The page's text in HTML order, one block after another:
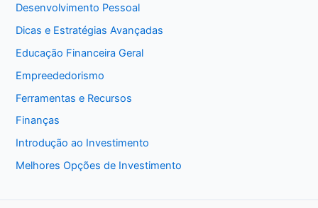
Desenvolvimento Pessoal
Dicas e Estratégias Avançadas
Educação Financeira Geral
Empreededorismo
Ferramentas e Recursos
Finanças
Introdução ao Investimento
Melhores Opções de Investimento